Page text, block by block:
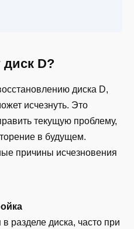
диск D?
диска D,
исчезнуть. Это
текущую проблему,
в будущем.
причины исчезновения
разделе диска, часто при